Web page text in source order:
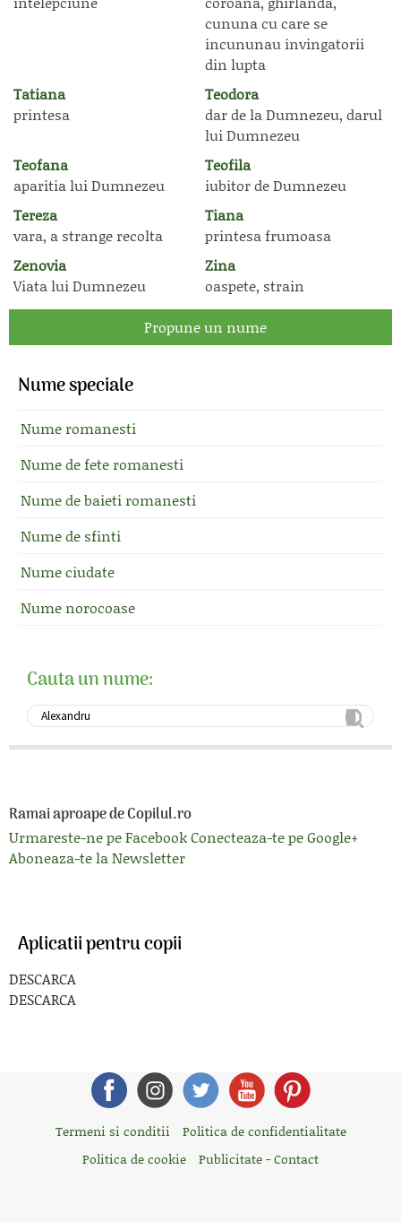
cununa cu care se
incununau invingatorii
din lupta
Tatiana
printesa
Teodora
dar de la Dumnezeu, darul
lui Dumnezeu
Teofana
aparitia lui Dumnezeu
Teofila
iubitor de Dumnezeu
Tereza
vara, a strange recolta
Tiana
printesa frumoasa
Zenovia
Viata lui Dumnezeu
Zina
oaspete, strain
Propune un nume
Nume speciale
Nume romanesti
Nume de fete romanesti
Nume de baieti romanesti
Nume de sfinti
Nume ciudate
Nume norocoase
Cauta un nume:
Ramai aproape de Copilul.ro
Urmareste-ne pe FacebookConecteaza-te pe Google+
Aboneaza-te la Newsletter
Aplicatii pentru copii
DESCARCA
DESCARCA
Termeni si conditii
Politica de confidentialitate
Politica de cookie
Publicitate - Contact